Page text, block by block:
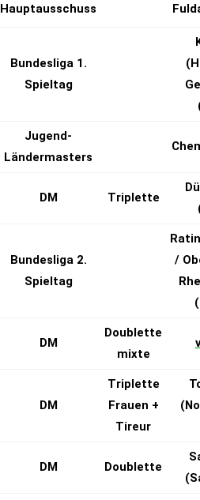
Hauptausschuss
Bundesliga 1.
Spieltag
Jugend-
Ländermasters
DM Triplette
Bundesliga 2.
Spieltag
/
DM
Doublette
mixte
DM
Triplette
Frauen +
Tireur
DM Doublette